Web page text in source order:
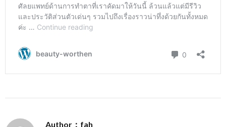
Author：fah